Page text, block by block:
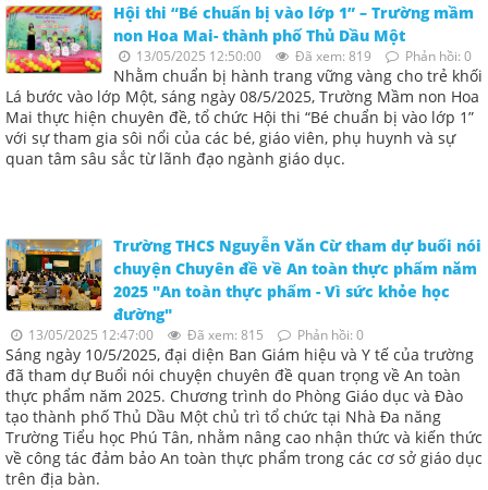
Hội thi “Bé chuẩn bị vào lớp 1” – Trường mầm
non Hoa Mai- thành phố Thủ Dầu Một
13/05/2025 12:50:00 Đã xem: 819 Phản hồi: 0
Nhằm chuẩn bị hành trang vững vàng cho trẻ khối
Lá bước vào lớp Một, sáng ngày 08/5/2025, Trường Mầm non Hoa
Mai thực hiện chuyên đề, tổ chức Hội thi “Bé chuẩn bị vào lớp 1”
với sự tham gia sôi nổi của các bé, giáo viên, phụ huynh và sự
quan tâm sâu sắc từ lãnh đạo ngành giáo dục.
Trường THCS Nguyễn Văn Cừ tham dự buổi nói
chuyện Chuyên đề về An toàn thực phẩm năm
2025 "An toàn thực phẩm - Vì sức khỏe học
đường"
13/05/2025 12:47:00 Đã xem: 815 Phản hồi: 0
Sáng ngày 10/5/2025, đại diện Ban Giám hiệu và Y tế của trường
đã tham dự Buổi nói chuyện chuyên đề quan trọng về An toàn
thực phẩm năm 2025. Chương trình do Phòng Giáo dục và Đào
tạo thành phố Thủ Dầu Một chủ trì tổ chức tại Nhà Đa năng
Trường Tiểu học Phú Tân, nhằm nâng cao nhận thức và kiến thức
về công tác đảm bảo An toàn thực phẩm trong các cơ sở giáo dục
trên địa bàn.